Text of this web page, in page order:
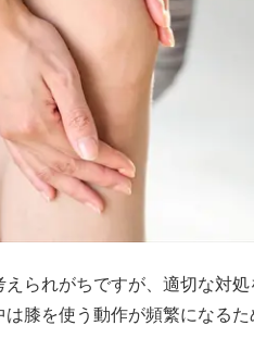
られがちですが、適切な対
膝を使う動作が頻繁になる